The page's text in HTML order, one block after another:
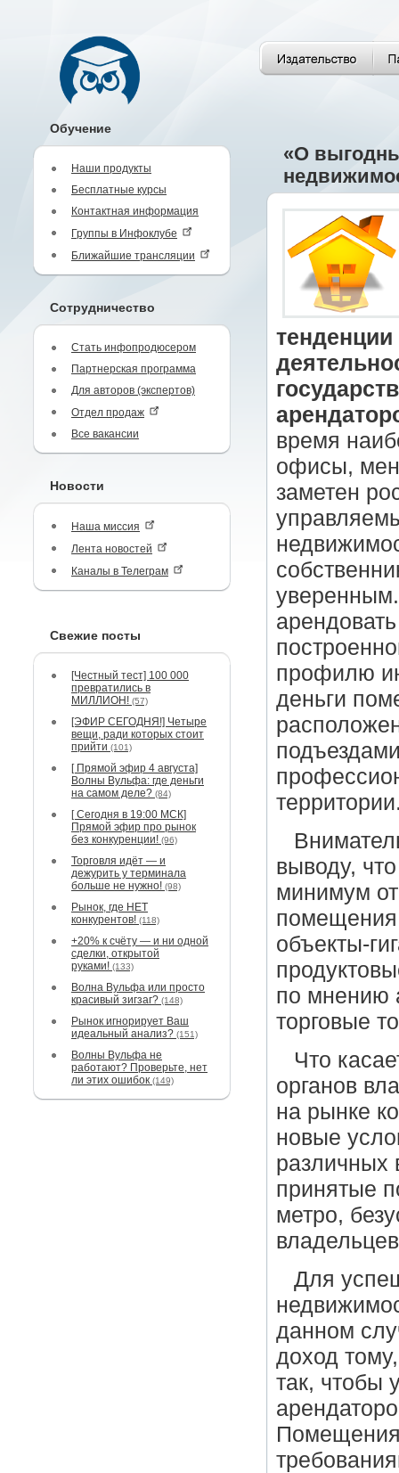
Обучение
Наши продукты
Бесплатные курсы
Контактная информация
Группы в Инфоклубе
Ближайшие трансляции
Сотрудничество
Стать инфопродюсером
Партнерская программа
Для авторов (экспертов)
Отдел продаж
Все вакансии
Новости
Наша миссия
Лента новостей
Каналы в Телеграм
Свежие посты
[Честный тест] 100 000
превратились в
МИЛЛИОН! (57)
[ЭФИР СЕГОДНЯ!] Четыре
вещи, ради которых стоит
прийти (101)
[ Прямой эфир 4 августа]
Волны Вульфа: где деньги
на самом деле? (84)
[ Сегодня в 19:00 МСК]
Прямой эфир про рынок
без конкуренции! (96)
Торговля идёт — и
дежурить у терминала
больше не нужно! (98)
Рынок, где НЕТ
конкурентов! (118)
+20% к счёту — и ни одной
сделки, открытой
руками! (133)
Волна Вульфа или просто
красивый зигзаг? (148)
Рынок игнорирует Ваш
идеальный анализ? (151)
Волны Вульфа не
работают? Проверьте, нет
ли этих ошибок (149)
«О
время
офисы,
заметен
профилю
деньги
выводу,
минимум
помещения
объекты-
по мнению
торговые
Что
органов
на рынке
новые
различных
принятые
метро,
Для
данном
доход
так, чтобы